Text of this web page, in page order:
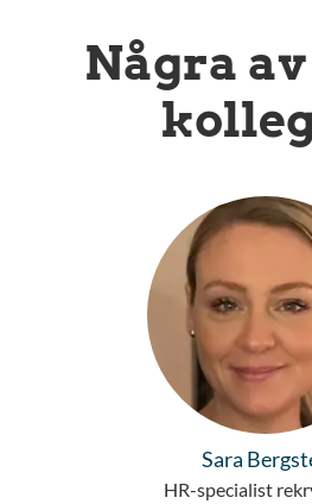
Några
Sara
HR-specialist